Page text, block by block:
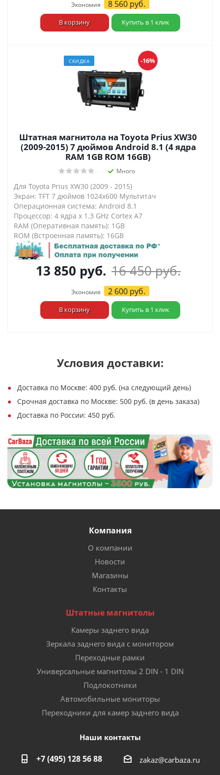
Экономия 8 560руб.
В корзину Купить в 1 клик
СКИДКА -16%
Штатная магнитола на Toyota Prius XW30
(2009-2015) 7 дюймов Android 8.1 (4 ядра
RAM 1GB ROM 16GB)
Много
Для Toyota Prius XW30 (2009 - 2015)
Экран: TFT 7 дюймов 1024х600 Мультитач
Операционная система: Android 8.1
Процессор: 4 ядра х 1.3 GHz Cortex A7
RAM (Оперативная память): 1GB
ROM (Встроенная память): 16GB
13 850 руб. 16 450руб.
Экономия 2 600руб.
В корзину Купить в 1 клик
Условия доставки:
Доставка по Москве: 400 руб. (на следующий день)
Срочная доставка по Москве: 500 руб. (в день заказа)
Доставка по России: 450 руб.
Компания
О компании
Новости
Магазины
Контакты
Штатные магнитолы
Камеры заднего вида
Зеркала заднего вида с монитором
Переходные рамки
Универсальные магнитолы 2 DIN - 1 DIN
Подлокотники
Автомобильные мониторы
Переходники для камер заднего вида
Наши контакты
+7 (495) 128 56 88 zakaz@carbaza.ru